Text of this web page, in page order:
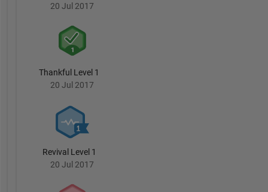
20 Jul 2017
Thankful Level 1
20 Jul 2017
Revival Level 1
20 Jul 2017